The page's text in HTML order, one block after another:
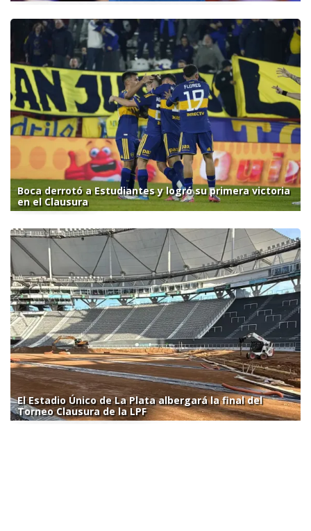
Boca derrotó a Estudiantes y logró su primera victoria
en el Clausura
El Estadio Único de La Plata albergará la final del
Torneo Clausura de la LPF